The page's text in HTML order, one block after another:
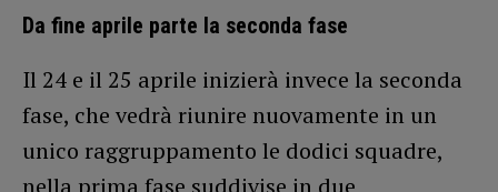
Da fine aprile parte la seconda fase
Il 24 e il 25 aprile inizierà invece la seconda
fase, che vedrà riunire nuovamente in un
unico raggruppamento le dodici squadre,
nella prima fase suddivise in due